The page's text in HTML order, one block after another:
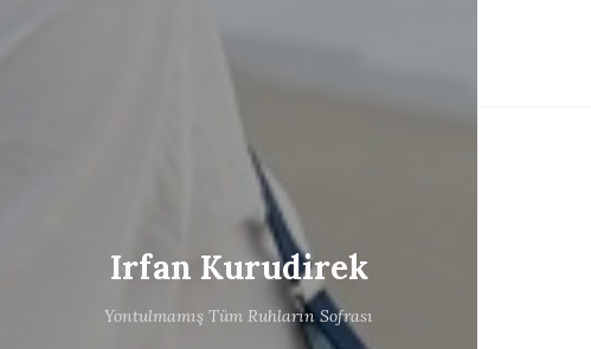
Irfan Kurudirek
Yontulmamış Tüm Ruhların Sofrası